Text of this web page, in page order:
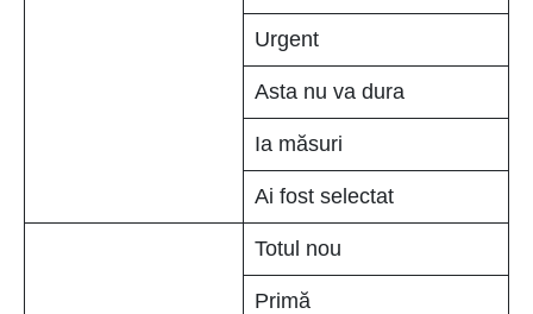
Urgent
Asta nu va dura
Ia măsuri
Ai fost selectat
Totul nou
Primă